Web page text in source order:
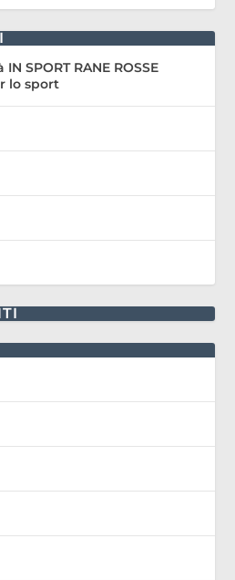
SPORT RANE ROSSE
lo sport